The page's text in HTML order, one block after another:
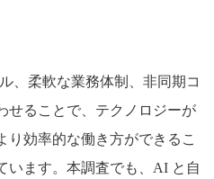
、柔軟な業務体制、非同期コ
せることで、テクノロジーが
り効率的な働き方ができるこ
います。本調査でも、AI と自